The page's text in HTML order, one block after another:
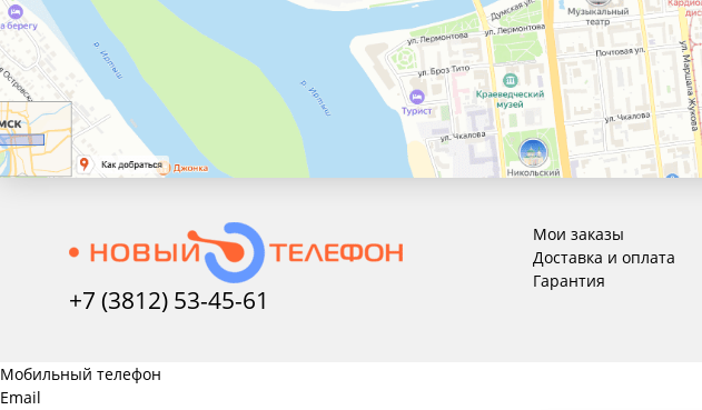
+7 (3812) 53-45-61
Мои заказы
Доставка и оплата
Гарантия
Мобильный телефон
Email